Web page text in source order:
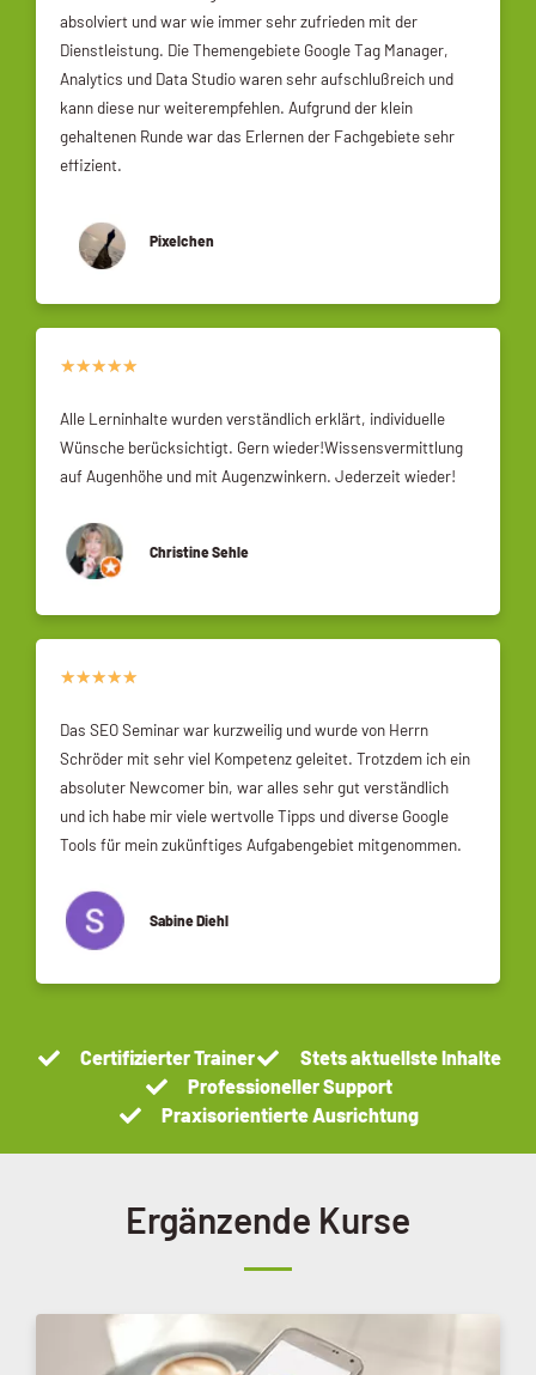
absolviert und war wie immer sehr zufrieden mit der
Dienstleistung. Die Themengebiete Google Tag Manager,
Analytics und Data Studio waren sehr aufschlußreich und
kann diese nur weiterempfehlen. Aufgrund der klein
gehaltenen Runde war das Erlernen der Fachgebiete sehr
effizient.
Pixelchen
★★★★★
Alle Lerninhalte wurden verständlich erklärt, individuelle
Wünsche berücksichtigt. Gern wieder!Wissensvermittlung
auf Augenhöhe und mit Augenzwinkern. Jederzeit wieder!
Christine Sehle
★★★★★
Das SEO Seminar war kurzweilig und wurde von Herrn
Schröder mit sehr viel Kompetenz geleitet. Trotzdem ich ein
absoluter Newcomer bin, war alles sehr gut verständlich
und ich habe mir viele wertvolle Tipps und diverse Google
Tools für mein zukünftiges Aufgabengebiet mitgenommen.
Sabine Diehl
Certifizierter Trainer
Stets aktuellste Inhalte
Professioneller Support
Praxisorientierte Ausrichtung
Ergänzende Kurse